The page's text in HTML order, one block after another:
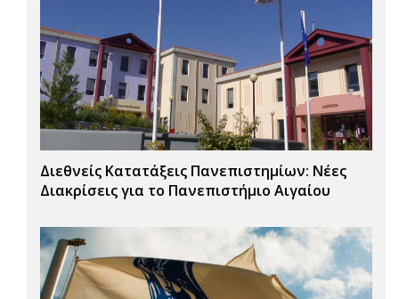
Διεθνείς Κατατάξεις Πανεπιστημίων: Νέες
Διακρίσεις για το Πανεπιστήμιο Αιγαίου